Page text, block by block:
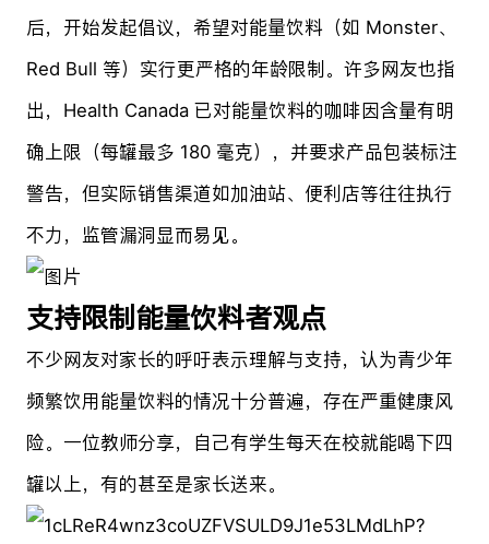
后，开始发起倡议，希望对能量饮料（如 Monster、
Red Bull 等）实行更严格的年龄限制。许多网友也指
出，Health Canada 已对能量饮料的咖啡因含量有明
确上限（每罐最多 180 毫克），并要求产品包装标注
警告，但实际销售渠道如加油站、便利店等往往执行
不力，监管漏洞显而易见。
支持限制能量饮料者观点
不少网友对家长的呼吁表示理解与支持，认为青少年
频繁饮用能量饮料的情况十分普遍，存在严重健康风
险。一位教师分享，自己有学生每天在校就能喝下四
罐以上，有的甚至是家长送来。